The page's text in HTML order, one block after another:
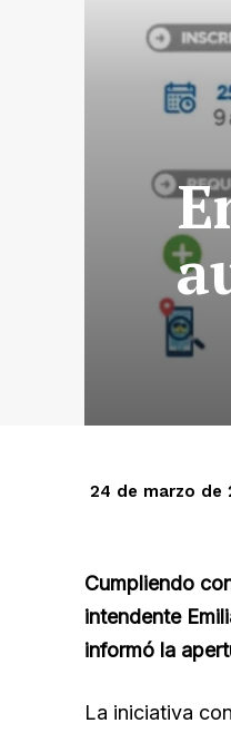
24 de marzo de
Cumpliendo
intendente
informó la
La iniciativa